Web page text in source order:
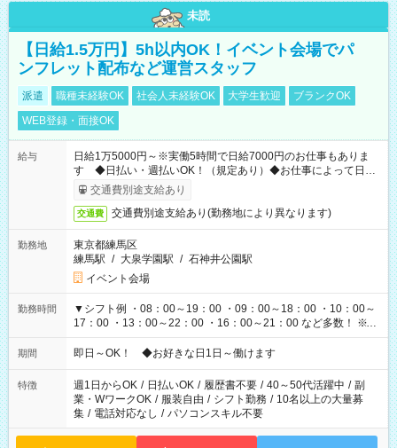
未読
【日給1.5万円】5h以内OK！イベント会場でパ
ンフレット配布など運営スタッフ
派遣 職種未経験OK 社会人未経験OK 大学生歓迎
ブランクOK
WEB登録・面接OK
給与
日給1万5000円～※実働5時間で日給7000円のお仕事もありま
す ◆日払い・週払いOK！（規定あり）◆お仕事によって日給
も異なります
交通費別途支給あり
交通費 交通費別途支給あり(勤務地により異なります)
勤務地
東京都練馬区
練馬駅 / 大泉学園駅 / 石神井公園駅
イベント会場
勤務時間
▼シフト例 ・08：00～19：00 ・09：00～18：00 ・10：00～
17：00 ・13：00～22：00 ・16：00～21：00 など多数！ ※お
仕事により勤務時間が異なります
期間 即日～OK！ ◆お好きな日1日～働けます
特徴 週1日からOK / 日払いOK / 履歴書不要 / 40～50代活躍中 / 副
業・WワークOK / 服装自由 / シフト勤務 / 10名以上の大量募
集 / 電話対応なし / パソコンスキル不要